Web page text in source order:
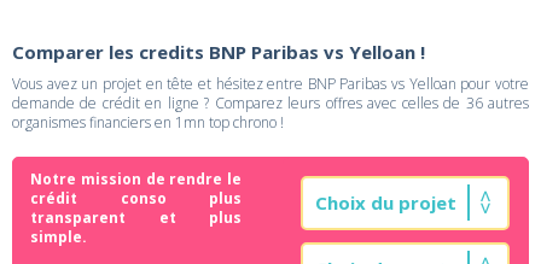
Comparer les credits BNP Paribas vs Yelloan !
Vous avez un projet en tête et hésitez entre BNP Paribas vs Yelloan pour votre
demande de crédit en ligne ? Comparez leurs offres avec celles de 36 autres
organismes financiers en 1mn top chrono !
Notre mission de rendre le
crédit conso plus
transparent et plus
simple.